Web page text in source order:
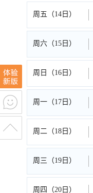
周五（14日）
周六（15日）
周日（16日）
周一（17日）
周二（18日）
周三（19日）
周四（20日）